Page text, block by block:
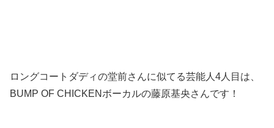
ロングコートダディの堂前さんに似てる芸能人4人目は、
BUMP OF CHICKENボーカルの藤原基央さんです！